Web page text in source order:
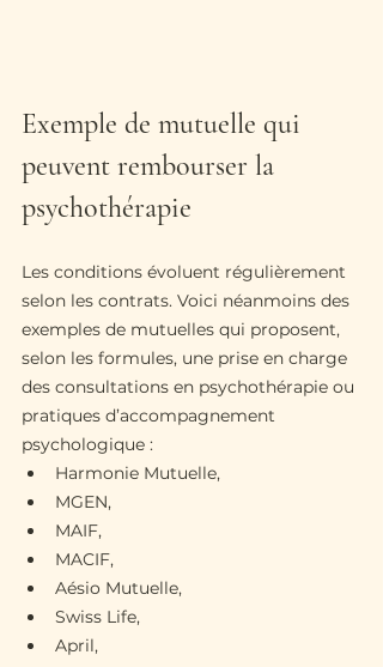
Exemple de mutuelle qui
peuvent rembourser la
psychothérapie
Les conditions évoluent régulièrement
selon les contrats. Voici néanmoins des
exemples de mutuelles qui proposent,
selon les formules, une prise en charge
des consultations en psychothérapie ou
pratiques d’accompagnement
psychologique :
Harmonie Mutuelle,
MGEN,
MAIF,
MACIF,
Aésio Mutuelle,
Swiss Life,
April,